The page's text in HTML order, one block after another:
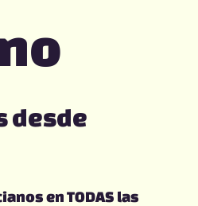
desde
en TODAS las